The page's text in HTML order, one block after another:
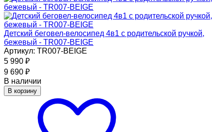
Детский беговел-велосипед 4в1 с родительской ручкой,
бежевый - TR007-BEIGE
Артикул: TR007-BEIGE
5 990 ₽
9 690 ₽
В наличии
В корзину